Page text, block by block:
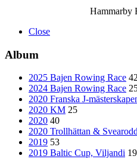
Hammarby
Close
Album
2025 Bajen Rowing Race
2024 Bajen Rowing Race
2020 Franska J-
2020 KM 25
2020 40
2020 Trollhättan &
2019 53
2019 Baltic Cup, Viljandi 19